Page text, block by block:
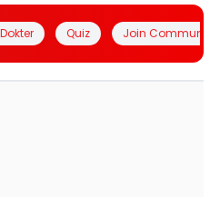
Quiz Join Community